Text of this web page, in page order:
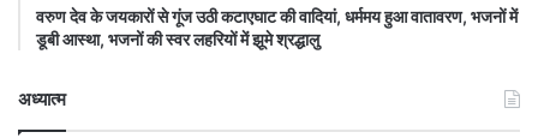
वरुण देव के जयकारों से गूंज उठी कटाएघाट की वादियां, धर्ममय हुआ वातावरण, भजनों में
डूबी आस्था, भजनों की स्वर लहरियों में झूमे श्रद्धालु
अध्यात्म